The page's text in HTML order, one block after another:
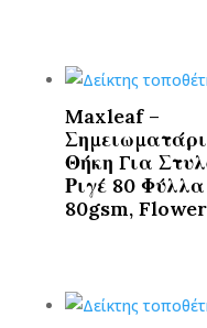
Maxleaf –
Θήκη Για
Ριγέ 80 Φύλλα
80gsm,